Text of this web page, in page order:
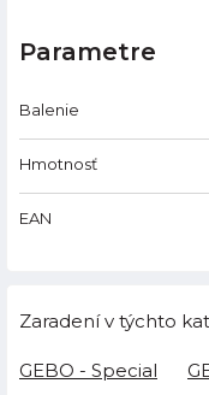
Parametre
Balenie
Hmotnosť
EAN
Zaradení v týchto
GEBO - Special